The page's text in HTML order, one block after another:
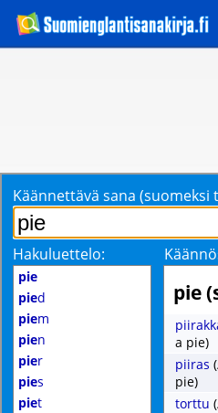
Käännettävä sana (suomeksi
Hakuluettelo:
pie
pied
piem
pien
pier
pies
piet
pie
a pie)
piiras (
pie)
torttu (